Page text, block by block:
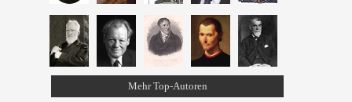
Mehr Top-Autoren